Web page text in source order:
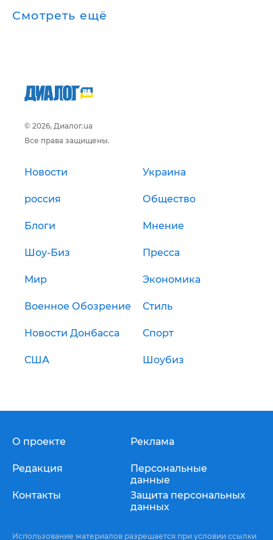
Смотреть ещё
© 2026, Диалог.ua
Все права защищены.
Новости Украина
россия Общество
Блоги Мнение
Шоу-Биз Пресса
Мир Экономика
Военное Обозрение Стиль
Новости Донбасса Спорт
США Шоубиз
О проекте
Редакция
Контакты
Реклама
Персональные
данные
Защита персональных
данных
Использование материалов разрешается при условии ссылки